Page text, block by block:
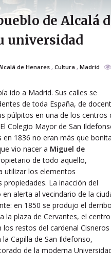
de Alcalá
universidad
de Henares , Cultura , Madrid
ido a Madrid. Sus calles se
de toda España, de
púlpitos en una de los centros
Colegio Mayor de San
1836 no eran más que
vio nacer a Miguel de
de todo aquello,
utilizar los elementos
La inacción del
alerta al vecindario de la
en 1850 se produjo el
la plaza de Cervantes, el centro
restos del cardenal Cisneros
Capilla de San Ildefonso,
de la moderna